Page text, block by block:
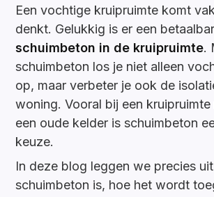
Een vochtige kruipruimte komt
denkt. Gelukkig is er een
schuimbeton in de kruipruimte.
schuimbeton los je niet alleen
op, maar verbeter je ook de
woning. Vooral bij een
een oude kelder is schuimbeton
keuze.
In deze blog leggen we precies
schuimbeton is, hoe het wordt